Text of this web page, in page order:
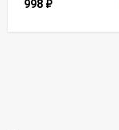
998 ₽